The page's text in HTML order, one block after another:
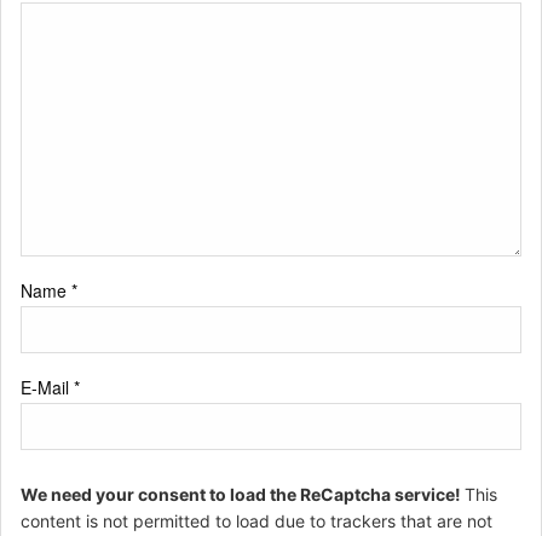
Name *
E-Mail *
We need your consent to load the ReCaptcha service! This
content is not permitted to load due to trackers that are not